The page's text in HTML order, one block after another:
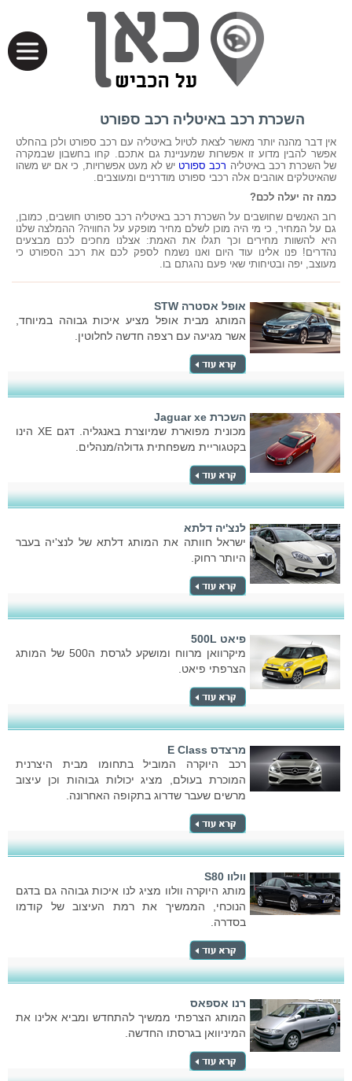
השכרת רכב באיטליה רכב ספורט
אין דבר מהנה יותר מאשר לצאת לטיול באיטליה עם רכב ספורט ולכן בהחלט
אפשר להבין מדוע זו אפשרות שמעניינת גם אתכם. קחו בחשבון שבמקרה
של השכרת רכב באיטליה רכב ספורט יש לא מעט אפשרויות, כי אם יש משהו
שהאיטלקים אוהבים אלה רכבי ספורט מודרניים ומעוצבים.
כמה זה יעלה לכם?
רוב האנשים שחושבים על השכרת רכב באיטליה רכב ספורט חושבים, כמובן,
גם על המחיר, כי מי היה מוכן לשלם מחיר מופקע על החוויה? ההמלצה שלנו
היא להשוות מחירים וכך תגלו את האמת: אצלנו מחכים לכם מבצעים
נהדרים! פנו אלינו עוד היום ואנו נשמח לספק לכם את רכב הספורט כי
מעוצב, יפה ובטיחותי שאי פעם נהגתם בו.
אופל אסטרה STW
המותג מבית אופל מציע איכות גבוהה במיוחד,
אשר מגיעה עם רצפה חדשה לחלוטין.
השכרת Jaguar xe
מכונית מפוארת שמיוצרת באנגליה. דגם XE הינו
בקטגוריית משפחתית גדולה/מנהלים.
לנצ'יה דלתא
ישראל חוותה את המותג דלתא של לנצ'יה בעבר
היותר רחוק.
פיאט 500L
מיקרוואן מרווח ומושקע לגרסת ה500 של המותג
הצרפתי פיאט.
מרצדס E Class
רכב היוקרה המוביל בתחומו מבית היצרנית
המוכרת בעולם, מציג יכולות גבוהות וכן עיצוב
מרשים שעבר שדרוג בתקופה האחרונה.
וולוו S80
מותג היוקרה וולוו מציג לנו איכות גבוהה גם בדגם
הנוכחי, הממשיך את רמת העיצוב של קודמו
בסדרה.
רנו אספאס
המותג הצרפתי ממשיך להתחדש ומביא אלינו את
המיניוואן בגרסתו החדשה.